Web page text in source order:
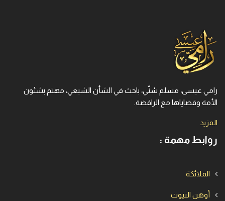
رامي عيسى، مسلم سُنّي، باحث في الشأن الشيعي، مهتم بشئون
الأمة وقضاياها مع الرافضة.
المزيد
روابط مهمة :
الملائكة
أوهن البيوت